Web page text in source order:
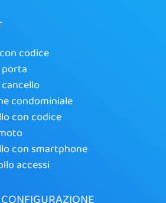
codice
condominiale
con codice
con smartphone
accessi